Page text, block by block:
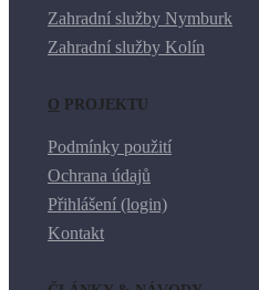
Zahradní služby Nymburk
Zahradní služby Kolín
O PROJEKTU
Podmínky použití
Ochrana údajů
Přihlášení (login)
Kontakt